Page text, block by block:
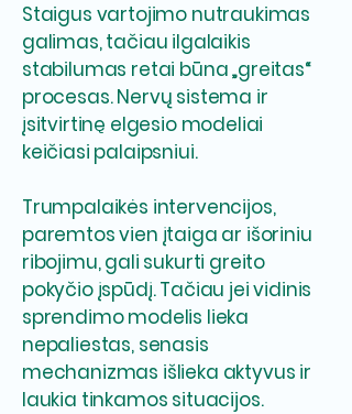
Staigus vartojimo nutraukimas
galimas, tačiau ilgalaikis
stabilumas retai būna „greitas“
procesas. Nervų sistema ir
įsitvirtinę elgesio modeliai
keičiasi palaipsniui.
Trumpalaikės intervencijos,
paremtos vien įtaiga ar išoriniu
ribojimu, gali sukurti greito
pokyčio įspūdį. Tačiau jei vidinis
sprendimo modelis lieka
nepaliestas, senasis
mechanizmas išlieka aktyvus ir
laukia tinkamos situacijos.